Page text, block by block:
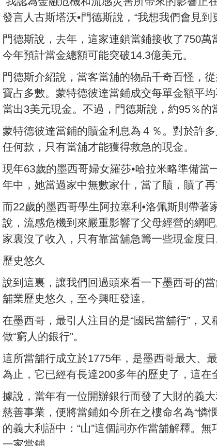
發言人古斯塔沃•門德斯說，“我想我們會見到
門德斯說，去年，這家連鎖當鋪接收了750
今年預計當金總額可能突破14.3億美元。
門德斯介紹說，當客當舖的物品千奇百怪，
寶占多數。蒙特德彼達當鋪成交每單金額平
當出3美元現金。不過，門德斯說，約95％的
蒙特德彼達當鋪的贖金利息為４％。對於許
任何款，只有當舖才能獲得救急的現金。
現年63歲的墨西哥婦女羅莎•哈拉米略準備當
年中，她當過家中無數家什，當了贖，贖了
而22歲的墨西哥學生阿拉塞利•洛佩斯則帶著
說，流感危機到來嚴重影響了父母經營的網
家裏沒了收入，只有靠當舖急籌一些現金度
歷史悠久
說到這裏，讓我們回過頭來看一下墨西哥的
舖業歷史悠久，至今興旺發達。
在墨西哥，最引人注目的是“國民當舖行”，又
做“窮人的銀行”。
這所當舖行成立於1775年，是墨西哥最大、
為止，它已經有長達200多年的歷史了，這在
據說，當年有一位開辦銀行而發了大財的義
慈善事業，便將當鋪如今所在之樓命名為“憐
的義大利語中：“山”這個詞亦作當舖解釋。